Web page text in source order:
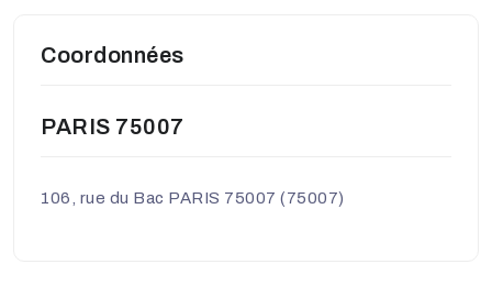
Coordonnées
PARIS 75007
106, rue du Bac PARIS 75007 (75007)